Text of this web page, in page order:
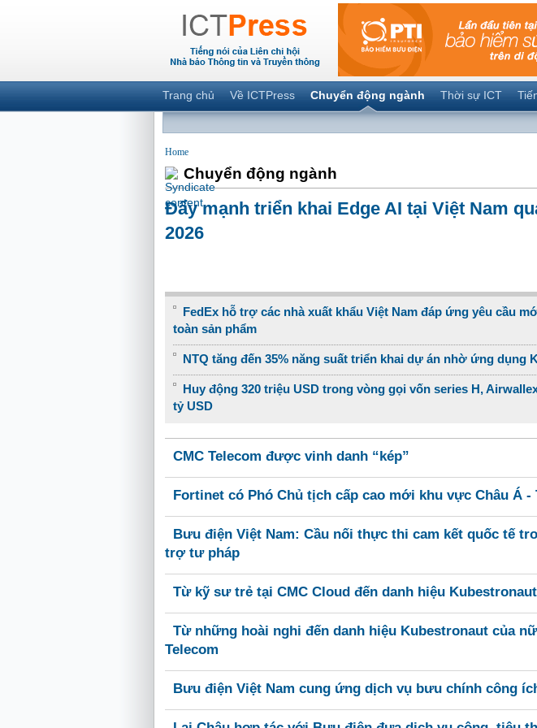
Trang chủ Về ICTPress Chuyển động ngành Thời sự ICT
Home
Chuyển động ngành
Đẩy mạnh triển khai Edge AI tại Việt Nam
2026
FedEx hỗ trợ các nhà xuất khẩu Việt Nam đáp ứng yêu cầu
toàn sản phẩm
NTQ tăng đến 35% năng suất triển khai dự án nhờ ứng dụng
Huy động 320 triệu USD trong vòng gọi vốn series H,
tỷ USD
CMC Telecom được vinh danh “kép”
Fortinet có Phó Chủ tịch cấp cao mới khu vực Châu Á -
Bưu điện Việt Nam: Cầu nối thực thi cam kết quốc tế
trợ tư pháp
Từ kỹ sư trẻ tại CMC Cloud đến danh hiệu Kubestronaut
Từ những hoài nghi đến danh hiệu Kubestronaut của
Telecom
Bưu điện Việt Nam cung ứng dịch vụ bưu chính công